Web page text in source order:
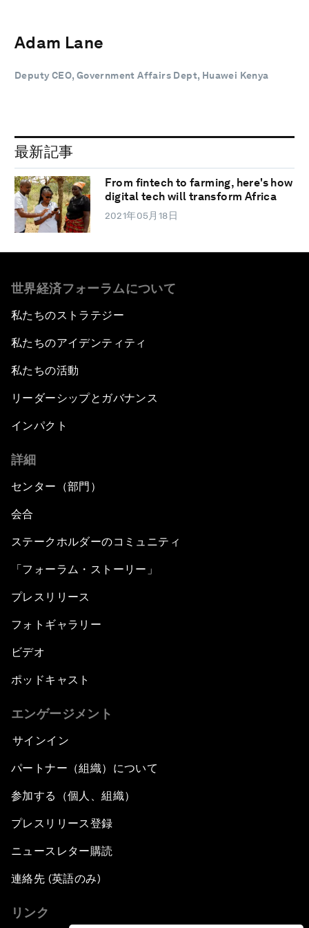
Adam Lane
Deputy CEO, Government Affairs Dept, Huawei Kenya
最新記事
From fintech to farming, here's how
digital tech will transform Africa
2021年05月18日
世界経済フォーラムについて
私たちのストラテジー
私たちのアイデンティティ
私たちの活動
リーダーシップとガバナンス
インパクト
詳細
センター（部門）
会合
ステークホルダーのコミュニティ
「フォーラム・ストーリー」
プレスリリース
フォトギャラリー
ビデオ
ポッドキャスト
エンゲージメント
サインイン
パートナー（組織）について
参加する（個人、組織）
プレスリリース登録
ニュースレター購読
連絡先 (英語のみ)
リンク